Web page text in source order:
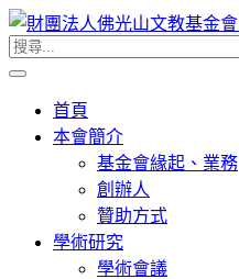
首頁
本會簡介
基金會緣起、業務
創辦人
贊助方式
學術研究
學術會議